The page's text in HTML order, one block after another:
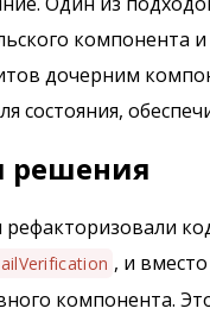
компонента
дочерним
состояния,
решения
, и
компонента.